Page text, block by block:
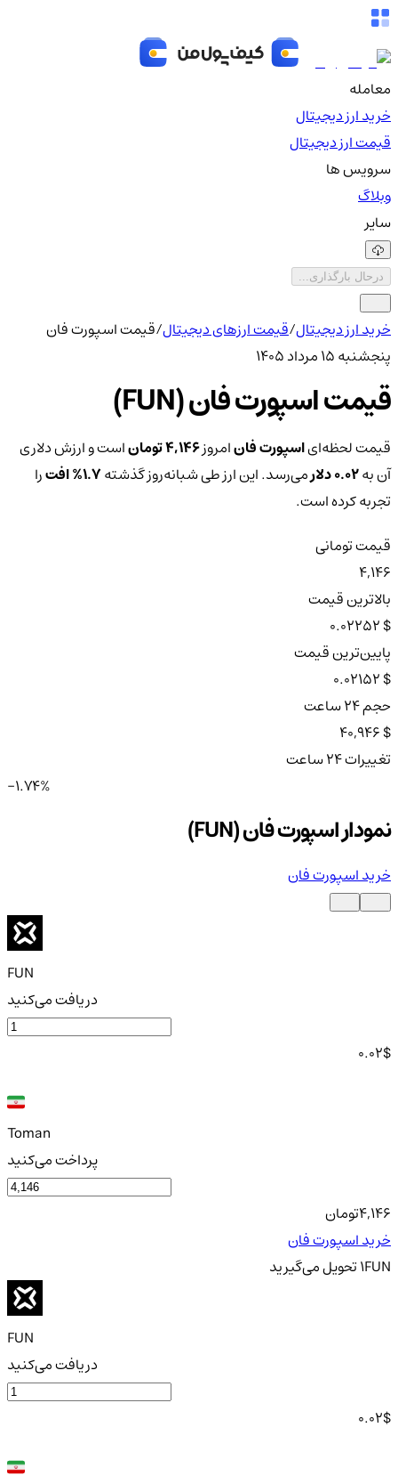
معامله
خرید ارز دیجیتال
قیمت ارز دیجیتال
سرویس ها
وبلاگ
سایر
درحال بارگذاری...
خرید ارز دیجیتال/قیمت ارزهای دیجیتال/قیمت اسپورت فان
پنجشنبه ۱۵ مرداد ۱۴۰۵
قیمت اسپورت فان (FUN)
قیمت لحظه‌ایاسپورت فانامروز4,146 تومان
است و ارزش دلاری
آن به0.02 دلار می‌رسد. این ارز طی شبانه‌روز گذشته1.7% افترا
تجربه کرده است.
قیمت تومانی
4,146
بالاترین قیمت
$ 0.02252
پایین‌ترین قیمت
$ 0.02152
حجم ۲۴ ساعت
$ 40,946
تغییرات ۲۴ ساعت
-1.74%
نمودار اسپورت فان (FUN)
خرید اسپورت فان
FUN
دریافت می‌کنید
0.02$
Toman
پرداخت می‌کنید
4,146تومان
خرید اسپورت فان
1FUN تحویلمی‌گیرید
FUN
دریافت می‌کنید
0.02$